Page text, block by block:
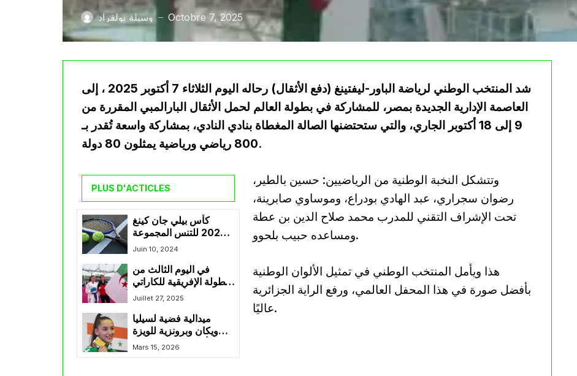
وسيلة بولفراد — Octobre 7, 2025
شد المنتخب الوطني لرياضة الباور-ليفتينغ (دفع الأثقال) رحاله اليوم الثلاثاء 7 أكتوبر 2025 ، إلى
العاصمة الإدارية الجديدة بمصر، للمشاركة في بطولة العالم لحمل الأثقال البارالمبي المقررة من
9 إلى 18 أكتوبر الجاري، والتي ستحتضنها الصالة المغطاة بنادي النادي، بمشاركة واسعة تُقدر بـ
800 رياضي ورياضية يمثلون 80 دولة.
PLUS D'ACTICLES
كأس بيلي جان كينغ
2024 للتنس المجموعة
الرابعة – منطقة إفريقيا:
الثانية
Juin 10, 2024
في اليوم الثالث من
البطولة الإفريقية للكاراتي
دو :لوِيزة أبو ريش تحرز
النهائي
Juillet 27, 2025
ميدالية فضية لسيليا
ويكان وبرونزية للويزة
أبوريش في الدوري
العالمي للكاراتي بروما
Mars 15, 2026
وتتشكل النخبة الوطنية من الرياضيين: حسين بالطير،
رضوان سجراري، عبد الهادي بودراع، وموساوي صابرينة،
تحت الإشراف التقني للمدرب محمد صلاح الدين بن عطة
ومساعده حبيب بلحوو.
هذا ويأمل المنتخب الوطني في تمثيل الألوان الوطنية
بأفضل صورة في هذا المحفل العالمي، ورفع الراية الجزائرية
عاليًا.